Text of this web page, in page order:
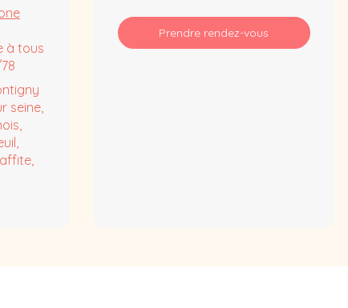
à tous
seine,
Prendre rendez-vous